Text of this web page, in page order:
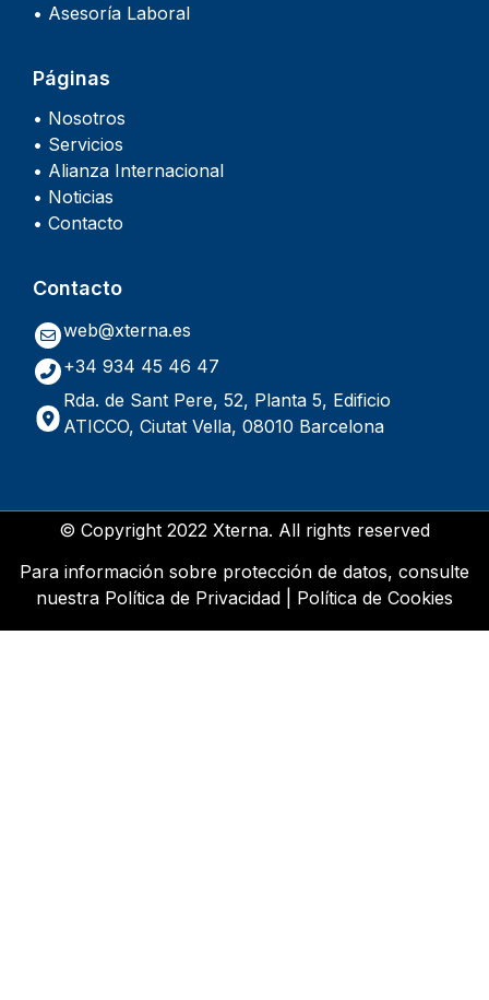
• Asesoría Laboral
Páginas
• Nosotros
• Servicios
• Alianza Internacional
• Noticias
• Contacto
Contacto
web@xterna.es
+34 934 45 46 47
Rda. de Sant Pere, 52, Planta 5, Edificio
ATICCO, Ciutat Vella, 08010 Barcelona
© Copyright 2022 Xterna. All rights reserved
Para información sobre protección de datos, consulte
nuestra Política de Privacidad Política de Cookies